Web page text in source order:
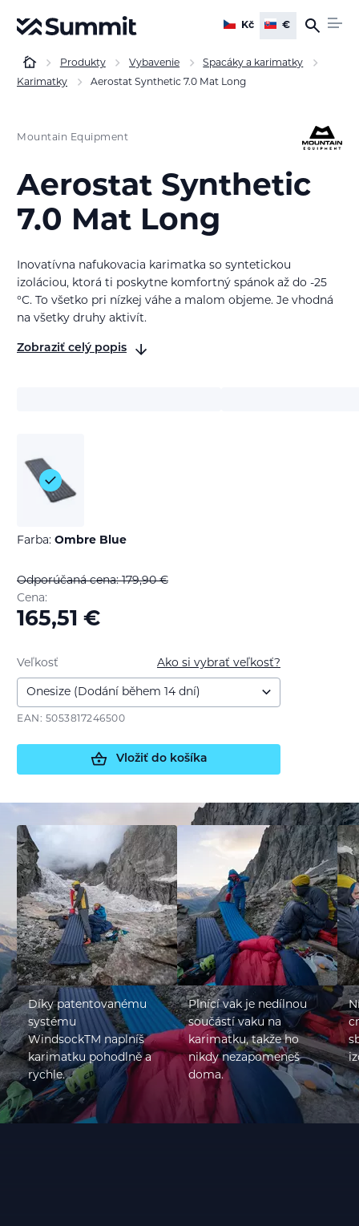
Kč €
Produkty Vybavenie
Spacáky a karimatky
Karimatky
Aerostat Synthetic 7.0 Mat Long
Mountain Equipment
Aerostat Synthetic
7.0 Mat Long
Inovatívna nafukovacia karimatka so syntetickou
izoláciou, ktorá ti poskytne komfortný spánok až do -25
°C. To všetko pri nízkej váhe a malom objeme. Je vhodná
na všetky druhy aktivít.
Zobraziť celý popis
Farba: Ombre Blue
Odporúčaná cena: 179,90€
Cena:
165,51 €
Ako si vybrať veľkosť?
Veľkosť
EAN: 5053817246500
Vložiť do košíka
Díky patentovanému
systému
WindsockTM naplníš
karimatku pohodlně a
rychle.
Plnící vak je nedílnou
součástí vaku na
karimatku, takže ho
nikdy nezapomeneš
doma.